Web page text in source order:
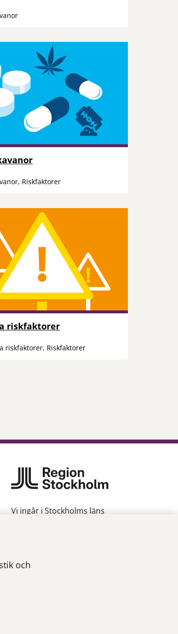
och
Riskfaktorer
riskfaktorer
riskfaktorer, Riskfaktorer
Vi ingår i Stockholms läns
Om webbplatsen